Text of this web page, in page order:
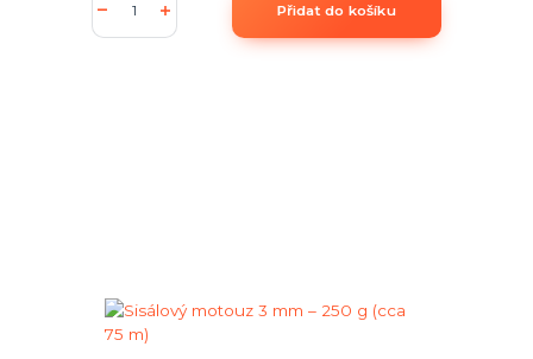
Přidat do košíku